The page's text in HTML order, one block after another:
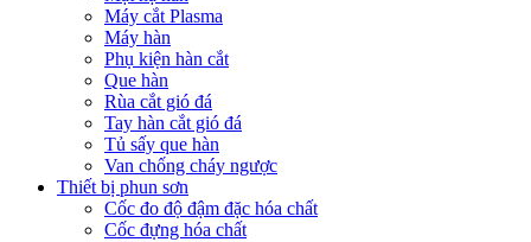
Máy cắt Plasma
Máy hàn
Phụ kiện hàn cắt
Que hàn
Rùa cắt gió đá
Tay hàn cắt gió đá
Tủ sấy que hàn
Van chống cháy ngược
Thiết bị phun sơn
Cốc đo độ đậm đặc hóa chất
Cốc đựng hóa chất